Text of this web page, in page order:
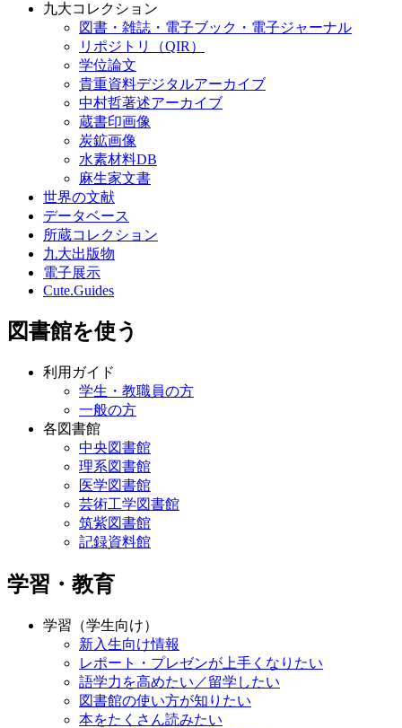
九大コレクション
図書・雑誌・電子ブック・電子ジャーナル
リポジトリ（QIR）
学位論文
貴重資料デジタルアーカイブ
中村哲著述アーカイブ
蔵書印画像
炭鉱画像
水素材料DB
麻生家文書
世界の文献
データベース
所蔵コレクション
九大出版物
電子展示
Cute.Guides
図書館を使う
利用ガイド
学生・教職員の方
一般の方
各図書館
中央図書館
理系図書館
医学図書館
芸術工学図書館
筑紫図書館
記録資料館
学習・教育
学習（学生向け）
新入生向け情報
レポート・プレゼンが上手くなりたい
語学力を高めたい／留学したい
図書館の使い方が知りたい
本をたくさん読みたい